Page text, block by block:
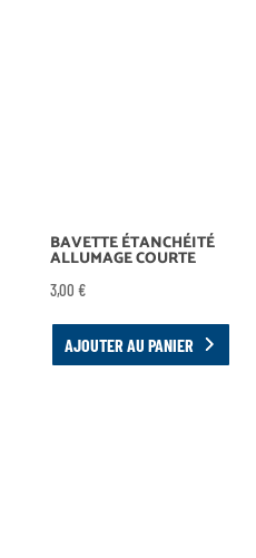
BAVETTE ÉTANCHÉITÉ
ALLUMAGE COURTE
3,00 €
AJOUTER AU PANIER